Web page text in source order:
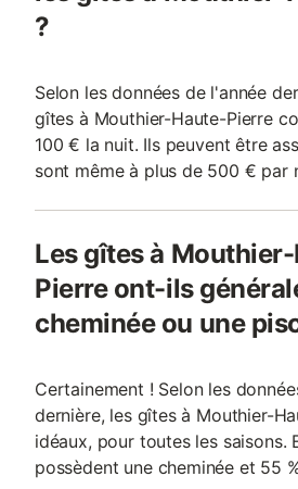
?
Selon les données de l'année
gîtes à Mouthier-Haute-Pierre
100 € la nuit. Ils peuvent être
sont même à plus de 500 € par
Les gîtes à
Pierre ont-ils
cheminée ou une
Certainement ! Selon les
dernière, les gîtes à Mouthier-
idéaux, pour toutes les saisons.
possèdent une cheminée et 55